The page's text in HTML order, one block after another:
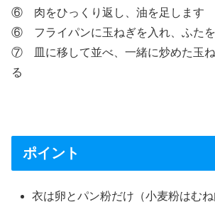
⑥ 肉をひっくり返し、油を足します
⑥ フライパンに玉ねぎを入れ、ふた
⑦ 皿に移して並べ、一緒に炒めた玉
る
ポイント
衣は卵とパン粉だけ（小麦粉はむ